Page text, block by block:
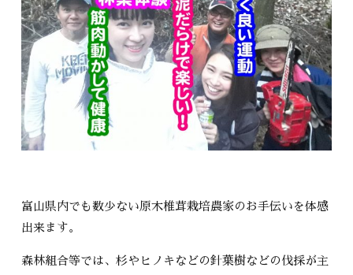
富山県内でも数少ない原木椎茸栽培農家のお手伝いを体感
出来ます。
森林組合等では、杉やヒノキなどの針葉樹などの伐採が主